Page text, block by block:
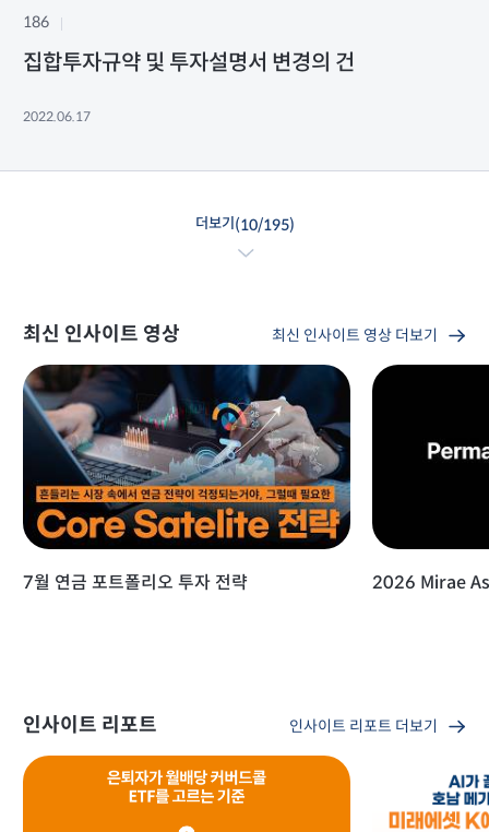
186
집합투자규약 및 투자설명서 변경의 건
2022.06.17
더보기 (10/195)
최신 인사이트 영상 최신 인사이트 영상 더보기
7월 연금 포트폴리오 투자 전략 2026 Mirae
인사이트 리포트 인사이트 리포트 더보기